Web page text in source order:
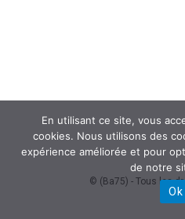
© (Ba75) - Tous les
En utilisant ce site, vous
cookies. Nous utilisons des
expérience améliorée et pour
de notre
Ok